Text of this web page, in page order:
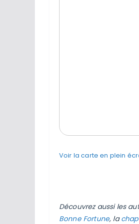
Voir la carte en plein
Découvrez aussi les
Bonne Fortune, la